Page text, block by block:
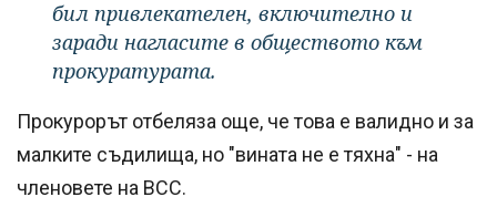
бил привлекателен, включително и
заради нагласите в обществото към
прокуратурата.
Прокурорът отбеляза още, че това е валидно и за
малките съдилища, но "вината не е тяхна" - на
членовете на ВСС.